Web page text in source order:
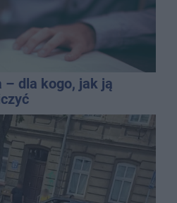
– dla kogo, jak ją